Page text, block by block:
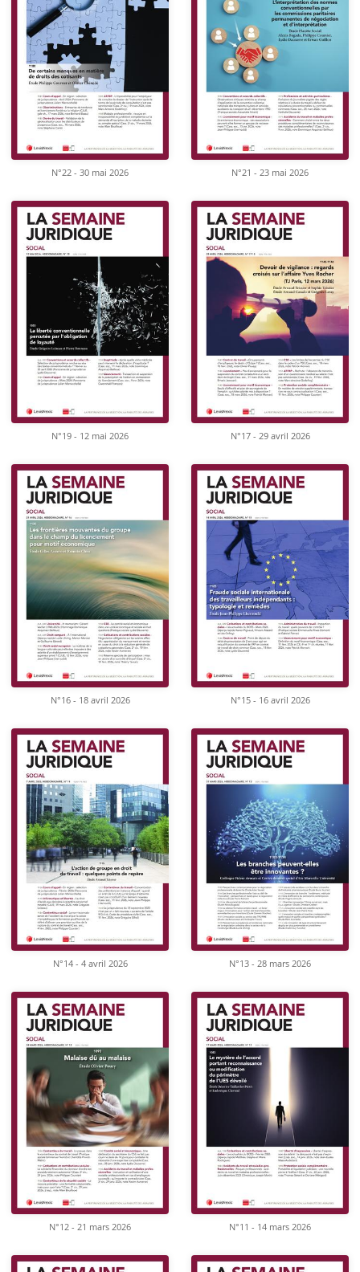
N°22 - 30 mai 2026 N°21 - 23 mai 2026
N°19 - 12 mai 2026 N°17 - 29 avril 2026
N°16 - 18 avril 2026 N°15 - 16 avril 2026
N°14 - 4 avril 2026 N°13 - 28 mars 2026
N°12 - 21 mars 2026 N°11 - 14 mars 2026